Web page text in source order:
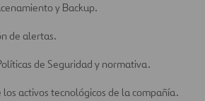
y Backup.
de alertas.
de Seguridad y normativa.
activos tecnológicos de la compañía.